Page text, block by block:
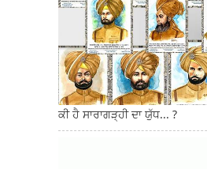
ਕੀ ਹੈ ਸਾਰਾਗੜ੍ਹੀ ਦਾ ਯੁੱਧ... ?